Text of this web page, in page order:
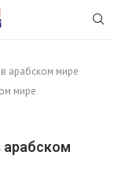
арабском мире
мире
арабском